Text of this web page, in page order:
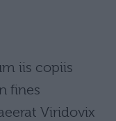
iis copiis
fines
Viridovix